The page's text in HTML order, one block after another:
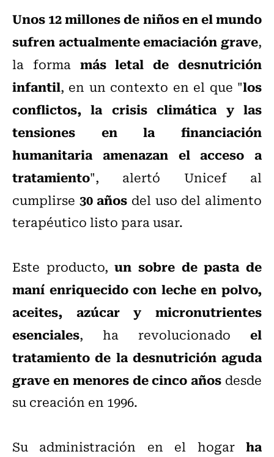
Unos 12 millones de niños en el mundo
sufren actualmente emaciación grave,
la forma más letal de desnutrición
infantil, en un contexto en el que "los
conflictos, la crisis climática y las
tensiones en la financiación
humanitaria amenazan el acceso a
tratamiento", alertó Unicef al
cumplirse 30 años del uso del alimento
terapéutico listo para usar.
Este producto,un sobre de pasta de
maní enriquecido con leche en polvo,
aceites, azúcar y micronutrientes
esenciales, ha revolucionado el
tratamiento de la desnutrición aguda
grave en menores de cinco años desde
su creación en 1996.
Su administración en el hogar ha